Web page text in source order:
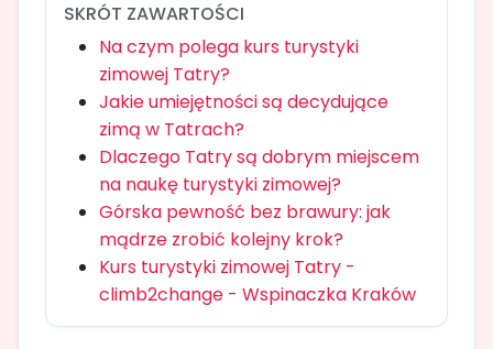
SKRÓT ZAWARTOŚCI
Na czym polega kurs turystyki
zimowej Tatry?
Jakie umiejętności są decydujące
zimą w Tatrach?
Dlaczego Tatry są dobrym miejscem
na naukę turystyki zimowej?
Górska pewność bez brawury: jak
mądrze zrobić kolejny krok?
Kurs turystyki zimowej Tatry -
climb2change - Wspinaczka Kraków